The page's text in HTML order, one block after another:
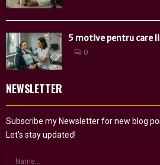
5 motive pentru care
0
NEWSLETTER
Subscribe my Newsletter for new blog
Let's stay updated!